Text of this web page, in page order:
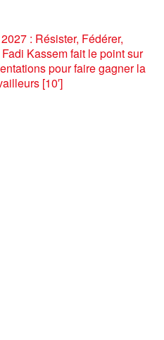
: Résister, Fédérer,
Kassem fait le point sur
pour faire gagner la
[10′]